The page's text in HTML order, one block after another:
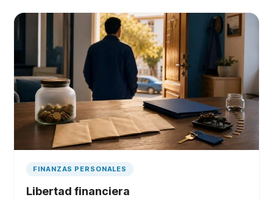
FINANZAS PERSONALES
Libertad financiera